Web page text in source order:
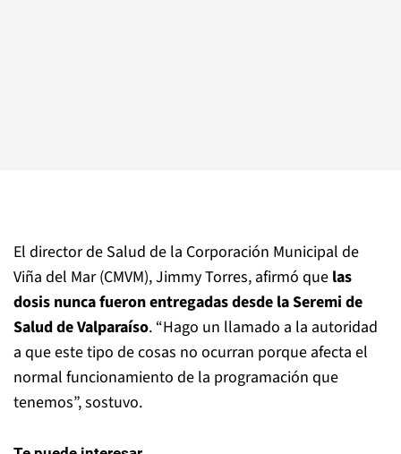
El director de Salud de la Corporación Municipal de
Viña del Mar (CMVM), Jimmy Torres, afirmó que las
dosis nunca fueron entregadas desde la Seremi de
Salud de Valparaíso. “Hago un llamado a la autoridad
a que este tipo de cosas no ocurran porque afecta el
normal funcionamiento de la programación que
tenemos”, sostuvo.